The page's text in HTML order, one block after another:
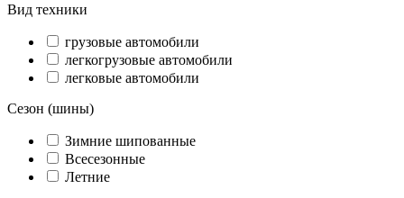
Вид техники
грузовые автомобили
легкогрузовые автомобили
легковые автомобили
Сезон (шины)
Зимние шипованные
Всесезонные
Летние